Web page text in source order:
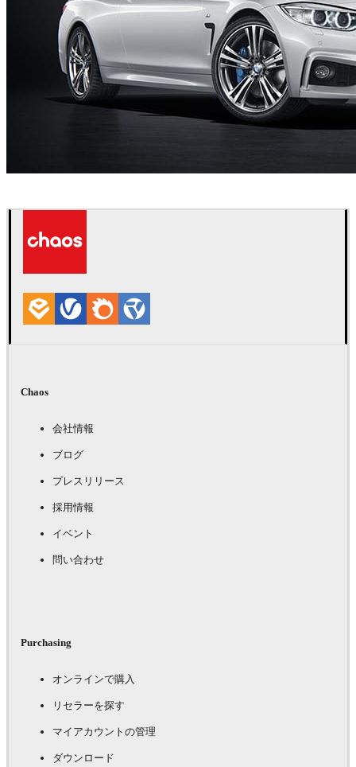
Chaos
会社情報
ブログ
プレスリリース
採用情報
イベント
問い合わせ
Purchasing
オンラインで購入
リセラーを探す
マイアカウントの管理
ダウンロード